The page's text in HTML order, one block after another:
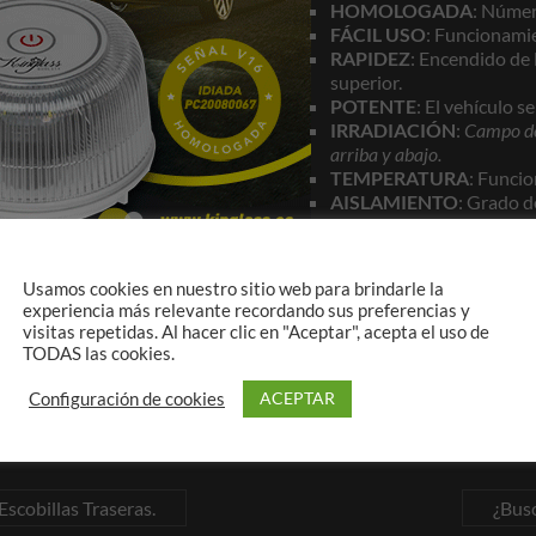
HOMOLOGADA:
FÁCIL USO:
RAPIDEZ: Encendido
superior.
POTENTE: El vehículo
IRRADIACIÓN: Campo
arriba y abajo.
TEMPERATURA:
AISLAMIENTO: Grado
BASE IMANTADA:
sin ningún compromiso.
Traseras.
Usamos cookies en nuestro sitio web para brindarle la
experiencia más relevante recordando sus preferencias y
visitas repetidas. Al hacer clic en "Aceptar", acepta el uso de
TODAS las cookies.
Configuración de cookies ACEPTAR